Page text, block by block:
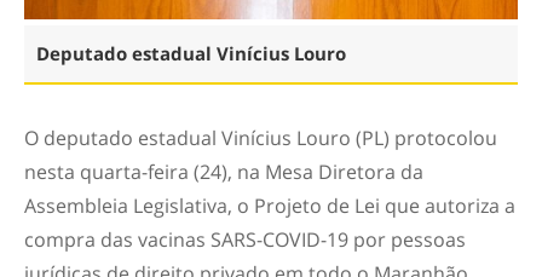
Deputado estadual Vinícius Louro
O deputado estadual Vinícius Louro (PL) protocolou
nesta quarta-feira (24), na Mesa Diretora da
Assembleia Legislativa, o Projeto de Lei que autoriza a
compra das vacinas SARS-COVID-19 por pessoas